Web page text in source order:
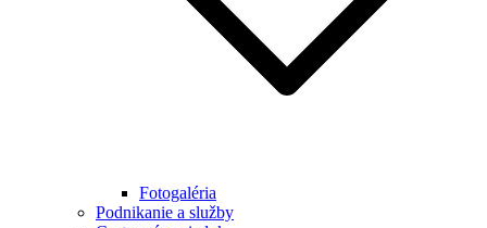
Fotogaléria
Podnikanie a služby